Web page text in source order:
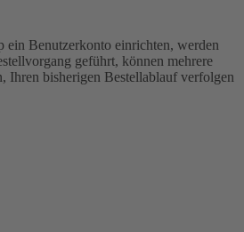
ein Benutzerkonto einrichten, werden
geführt, können mehrere
Ihren bisherigen Bestellablauf verfolgen